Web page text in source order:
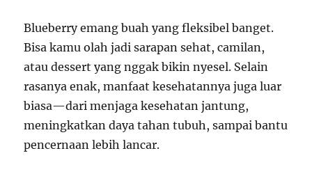
Blueberry emang buah yang fleksibel banget.
Bisa kamu olah jadi sarapan sehat, camilan,
atau dessert yang nggak bikin nyesel. Selain
rasanya enak, manfaat kesehatannya juga luar
biasa—dari menjaga kesehatan jantung,
meningkatkan daya tahan tubuh, sampai bantu
pencernaan lebih lancar.